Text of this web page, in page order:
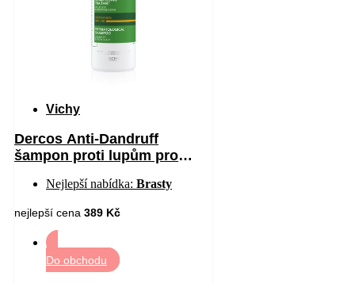
Vichy
Dercos Anti-Dandruff
šampon proti lupům pro
Nejlepší nabídka: Brasty
nejlepší cena 389 Kč
Do obchodu